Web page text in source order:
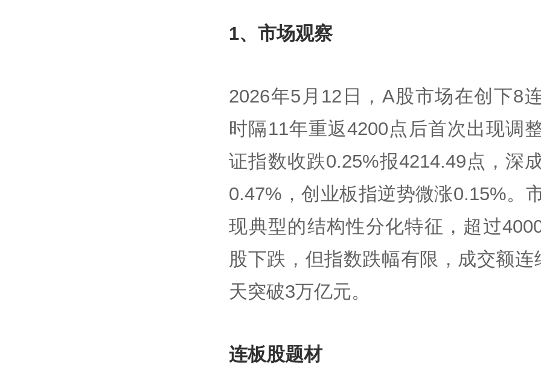
1、市场观察
2026年5月12日，A股市场在创下8连
时隔11年重返4200点后首次出现调
证指数收跌0.25%报4214.49点，深
0.47%，创业板指逆势微涨0.15%。
现典型的结构性分化特征，超过
股下跌，但指数跌幅有限，成交额连
天突破3万亿元。
连板股题材